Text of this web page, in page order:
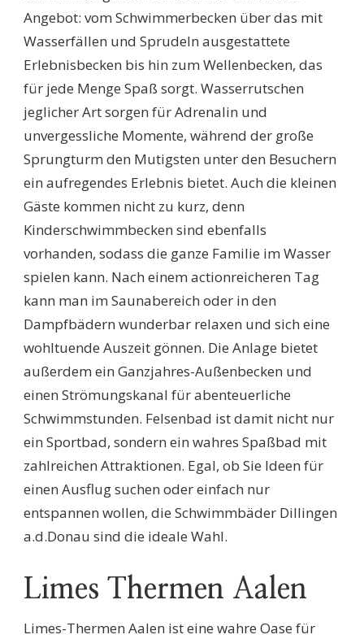
Angebot: vom Schwimmerbecken über das mit
Wasserfällen und Sprudeln ausgestattete
Erlebnisbecken bis hin zum Wellenbecken, das
für jede Menge Spaß sorgt. Wasserrutschen
jeglicher Art sorgen für Adrenalin und
unvergessliche Momente, während der große
Sprungturm den Mutigsten unter den Besuchern
ein aufregendes Erlebnis bietet. Auch die kleinen
Gäste kommen nicht zu kurz, denn
Kinderschwimmbecken sind ebenfalls
vorhanden, sodass die ganze Familie im Wasser
spielen kann. Nach einem actionreicheren Tag
kann man im Saunabereich oder in den
Dampfbädern wunderbar relaxen und sich eine
wohltuende Auszeit gönnen. Die Anlage bietet
außerdem ein Ganzjahres-Außenbecken und
einen Strömungskanal für abenteuerliche
Schwimmstunden. Felsenbad ist damit nicht nur
ein Sportbad, sondern ein wahres Spaßbad mit
zahlreichen Attraktionen. Egal, ob Sie Ideen für
einen Ausflug suchen oder einfach nur
entspannen wollen, die Schwimmbäder Dillingen
a.d.Donau sind die ideale Wahl.
Limes Thermen Aalen
Limes-Thermen Aalen ist eine wahre Oase für